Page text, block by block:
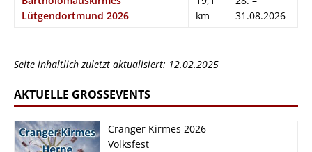
Lütgendortmund 2026
km
31.08.2026
Seite inhaltlich zuletzt aktualisiert: 12.02.2025
AKTUELLE GROSSEVENTS
Cranger Kirmes 2026
Volksfest